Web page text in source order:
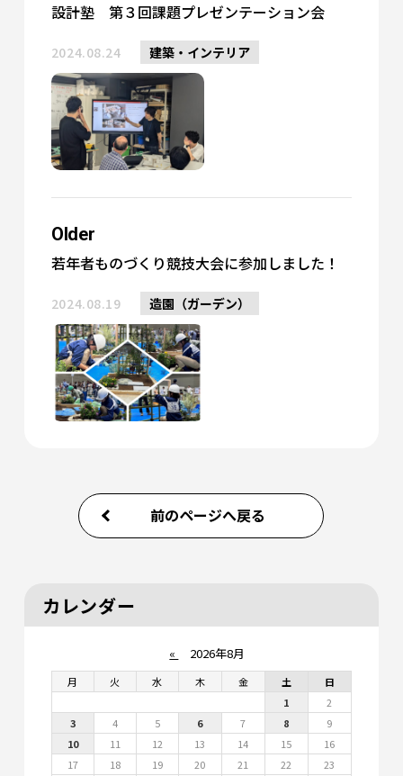
設計塾 第３回課題プレゼンテーション会
2024.08.24 建築・インテリア
Older
若年者ものづくり競技大会に参加しました！
2024.08.19 造園（ガーデン）
前のページへ戻る
カレンダー
« 2026年8月
月 火 水 木 金 土
日
1
2
3
4 5 6 7 8
9
10
11 12 13 14 15
16
17
18 19 20 21 22
23